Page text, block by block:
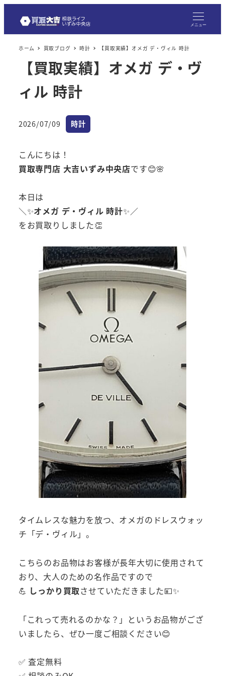
メニュー
ホーム 買取ブログ 時計 【買取実績】オメガ デ・ヴィル 時計
【買取実績】オメガ デ・ヴ
ィル 時計
投稿日
2026/07/09 カテゴリー
時計
こんにちは！
買取専門店 大吉いずみ中央店です😊🌸
本日は
＼✨オメガ デ・ヴィル 時計✨／
をお買取りしました👏
タイムレスな魅力を放つ、オメガのドレスウォッ
チ「デ・ヴィル」。
こちらのお品物はお客様が長年大切に使用されて
おり、大人のための名作品ですので
💪 しっかり買取させていただきました💴✨
「これって売れるのかな？」というお品物がござ
いましたら、ぜひ一度ご相談ください😊
✅ 査定無料